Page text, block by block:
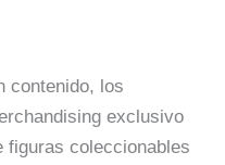
contenido, los
exclusivo
figuras coleccionables